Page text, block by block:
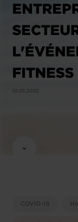
FITNESS
10.01.2022
COVID-19